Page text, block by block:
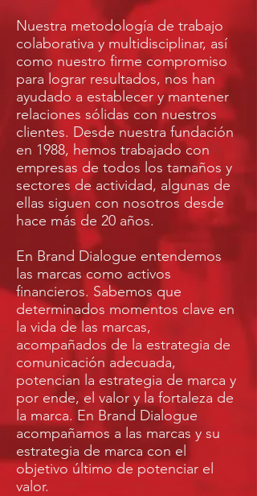
Nuestra metodología de trabajo
colaborativa y multidisciplinar, así
como nuestro firme compromiso
para lograr resultados, nos han
ayudado a establecer y mantener
relaciones sólidas con nuestros
clientes. Desde nuestra fundación
en 1988, hemos trabajado con
empresas de todos los tamaños y
sectores de actividad, algunas de
ellas siguen con nosotros desde
hace más de 20 años.
En Brand Dialogue entendemos
las marcas como activos
financieros. Sabemos que
determinados momentos clave en
la vida de las marcas,
acompañados de la estrategia de
comunicación adecuada,
potencian la estrategia de marca y
por ende, el valor y la fortaleza de
la marca. En Brand Dialogue
acompañamos a las marcas y su
estrategia de marca con el
objetivo último de potenciar el
valor.